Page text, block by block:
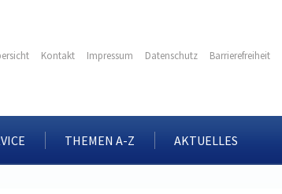
Kontakt Impressum Datenschutz Barrierefreiheit
THEMEN A-Z AKTUELLES